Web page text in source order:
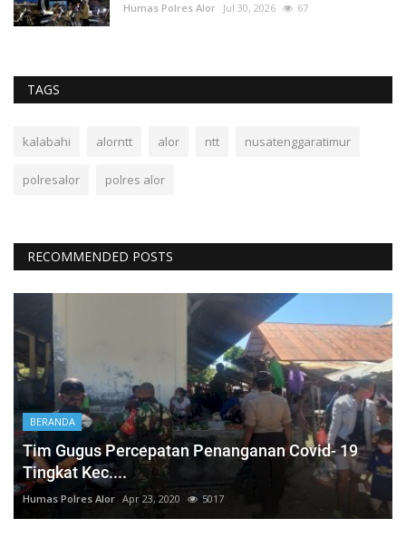
Humas Polres Alor Jul 30, 2026 67
TAGS
kalabahi alorntt alor ntt nusatenggaratimur
polresalor polres alor
RECOMMENDED POSTS
BERANDA
Tim Gugus Percepatan Penanganan Covid- 19
Tingkat Kec....
Humas Polres Alor Apr 23, 2020 5017